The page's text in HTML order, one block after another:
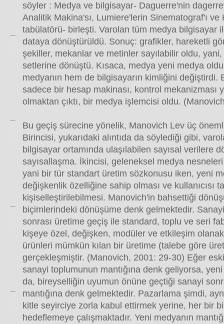
söyler : Medya ve bilgisayar- Daguerre'nin
Analitik Makina'sı, Lumiere'lerin Sinematograf'ı ve
tabülatörü- birleşti. Varolan tüm medya bilgisayar
dataya dönüştürüldü. Sonuç: grafikler, hareketli
şekiller, mekanlar ve metinler sayılabilir oldu,
setlerine dönüştü. Kısaca, medya yeni medya
medyanın hem de bilgisayarın kimliğini değiştirdi.
sadece bir hesap makinası, kontrol mekanizması
olmaktan çıktı, bir medya işlemcisi oldu.
Bu geçiş sürecine yönelik, Manovich Lev üç
Birincisi, yukarıdaki alıntıda da söylediği gibi,
bilgisayar ortamında ulaşılabilen sayısal verilere
sayısallaşma. İkincisi, geleneksel medya nesneleri
yani bir tür standart üretim sözkonusu iken, yeni
değişkenlik özelliğine sahip olması ve kullanıcısı
kişiselleştirilebilmesi. Manovich'in bahsettiği
biçimlerindeki dönüşüme denk gelmektedir.
sonrası üretime geçiş ile standard, toplu ve seri
kişeye özel, değişken, modüler ve etkileşim
ürünleri mümkün kılan bir üretime (talebe göre
gerçekleşmiştir. (Manovich, 2001: 29-30) Eğer eski
sanayi toplumunun mantığına denk geliyorsa, yeni
da, bireyselliğin uyumun önüne geçtiği sanayi
mantığına denk gelmektedir. Pazarlama şimdi,
kitle seyirciye zorla kabul ettirmek yerine, her bir
hedeflemeye çalışmaktadır. Yeni medyanın